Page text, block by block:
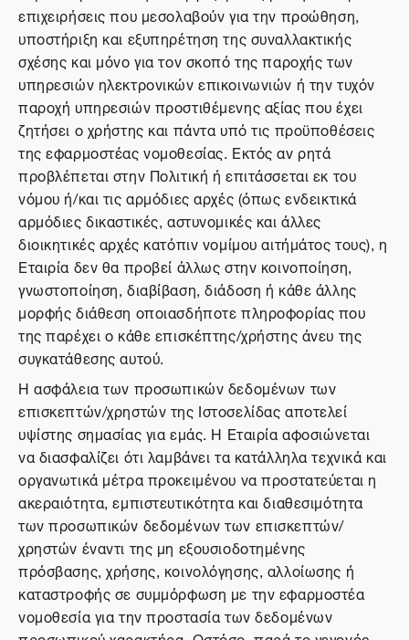
επιχειρήσεις που μεσολαβούν για την προώθηση,
υποστήριξη και εξυπηρέτηση της συναλλακτικής
σχέσης και μόνο για τον σκοπό της παροχής των
υπηρεσιών ηλεκτρονικών επικοινωνιών ή την τυχόν
παροχή υπηρεσιών προστιθέμενης αξίας που έχει
ζητήσει ο χρήστης και πάντα υπό τις προϋποθέσεις
της εφαρμοστέας νομοθεσίας. Εκτός αν ρητά
προβλέπεται στην Πολιτική ή επιτάσσεται εκ του
νόμου ή/και τις αρμόδιες αρχές (όπως ενδεικτικά
αρμόδιες δικαστικές, αστυνομικές και άλλες
διοικητικές αρχές κατόπιν νομίμου αιτήμάτος τους), η
Εταιρία δεν θα προβεί άλλως στην κοινοποίηση,
γνωστοποίηση, διαβίβαση, διάδοση ή κάθε άλλης
μορφής διάθεση οποιασδήποτε πληροφορίας που
της παρέχει ο κάθε επισκέπτης/χρήστης άνευ της
συγκατάθεσης αυτού.
Η ασφάλεια των προσωπικών δεδομένων των
επισκεπτών/χρηστών της Ιστοσελίδας αποτελεί
υψίστης σημασίας για εμάς. Η Εταιρία αφοσιώνεται
να διασφαλίζει ότι λαμβάνει τα κατάλληλα τεχνικά και
οργανωτικά μέτρα προκειμένου να προστατεύεται η
ακεραιότητα, εμπιστευτικότητα και διαθεσιμότητα
των προσωπικών δεδομένων των επισκεπτών/
χρηστών έναντι της μη εξουσιοδοτημένης
πρόσβασης, χρήσης, κοινολόγησης, αλλοίωσης ή
καταστροφής σε συμμόρφωση με την εφαρμοστέα
νομοθεσία για την προστασία των δεδομένων